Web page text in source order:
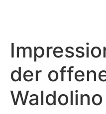
der
Waldolino